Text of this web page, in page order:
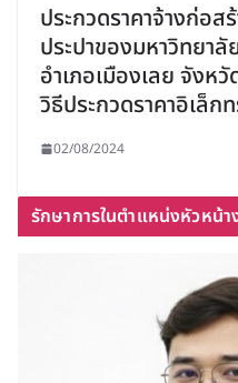
ประกวดราคาจ้างก่อ
ประปาของมหาวิทยา
อำเภอเมืองเลย จังห
วิธีประกวดราคาอิเล็
02/08/2024
รักษาการในตำแหน่งหัวหน้